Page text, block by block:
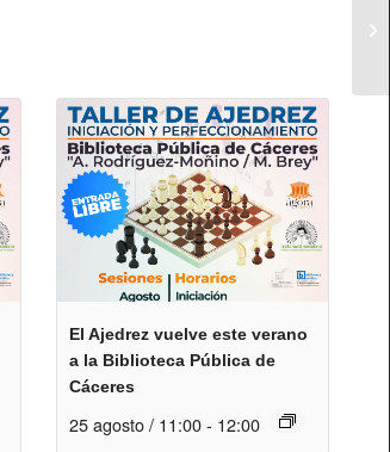
El Ajedrez vuelve este verano
a la Biblioteca Pública de
Cáceres
25 agosto / 11:00 - 12:00